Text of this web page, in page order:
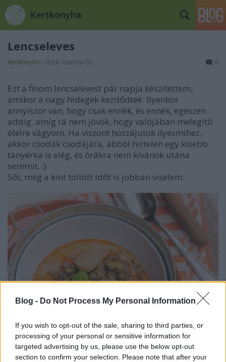
Blog - Do Not Process My Personal Information
If you wish to opt-out of the sale, sharing to third parties, or
processing of your personal or sensitive information for
targeted advertising by us, please use the below opt-out
section to confirm your selection. Please note that after your
Kertkonyha
Lencseleves
Kertkonyha • 2018. március 01. 0
Ezt a finom lencselevest pár napja készítettem,
amikor a nagy hidegek kezdődtek. Ilyenkor
annyiszor van, hogy csak ennék, és ennék, egészen
addig. amíg rá nem jövök, hogy valójában melegítő
ételre vágyom. Ha viszont hozzájutok ilyesmihez,
akkor csodák csodájára, abból hirtelen egy kisebb
tányérka is elég, és órákra nem kívánok utána
semmit. :)
Sőt, még a kint töltött időt is jobban viselem.